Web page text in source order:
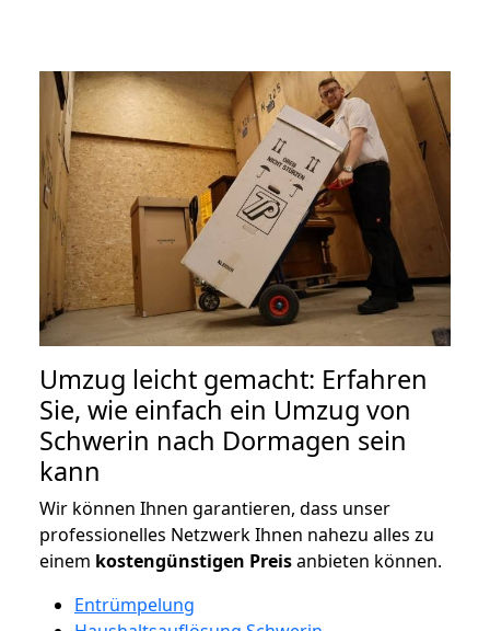
Umzug leicht gemacht: Erfahren
Sie, wie einfach ein Umzug von
Schwerin nach Dormagen sein
kann
Wir können Ihnen garantieren, dass unser
professionelles Netzwerk Ihnen nahezu alles zu
einem kostengünstigen Preisanbieten können.
Entrümpelung